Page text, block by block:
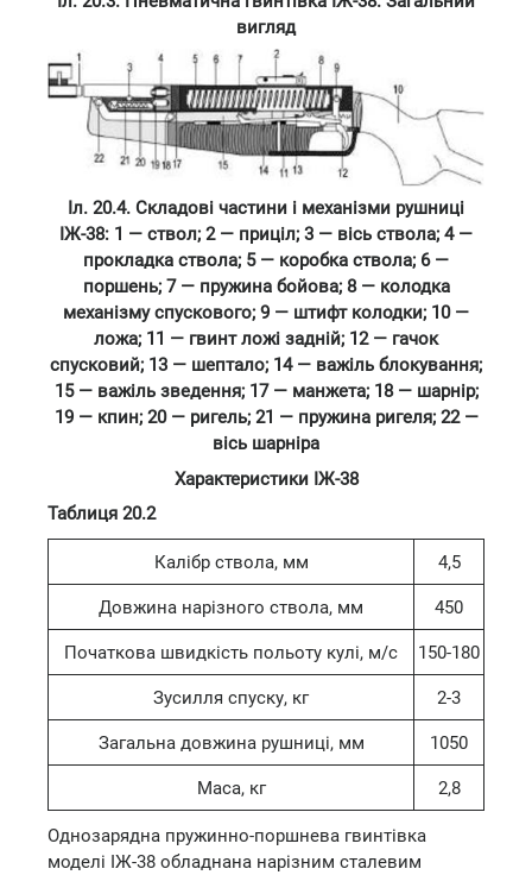
вигляд
Іл. 20.4. Складові частини і механізми рушниці
ІЖ-38: 1 — ствол; 2 — приціл; 3 — вісь ствола; 4 —
прокладка ствола; 5 — коробка ствола; 6 —
поршень; 7 — пружина бойова; 8 — колодка
механізму спускового; 9 — штифт колодки; 10 —
ложа; 11 — гвинт ложі задній; 12 — гачок
спусковий; 13 — шептало; 14 — важіль блокування;
15 — важіль зведення; 17 — манжета; 18 — шарнір;
19 — кпин; 20 — ригель; 21 — пружина ригеля; 22 —
вісь шарніра
Характеристики ІЖ-38
Таблиця 20.2
Калібр ствола, мм 4,5
Довжина нарізного ствола, мм 450
Початкова швидкість польоту кулі, м/с 150-180
Зусилля спуску, кг 2-3
Загальна довжина рушниці, мм 1050
Маса, кг 2,8
Однозарядна пружинно-поршнева гвинтівка
моделі ІЖ-38 обладнана нарізним сталевим